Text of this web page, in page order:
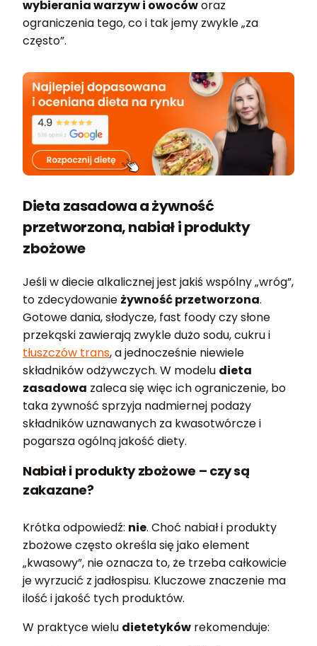
wybierania warzyw i owocóworaz
ograniczenia tego, co i tak jemy zwykle „za
często”.
Dieta zasadowa a żywność
przetworzona, nabiał i produkty
zbożowe
Jeśli w diecie alkalicznej jest jakiś wspólny „wróg”,
to zdecydowanie żywność przetworzona.
Gotowe dania, słodycze, fast foody czy słone
przekąski zawierają zwykle dużo sodu, cukru i
tłuszczów trans, a jednocześnie niewiele
składników odżywczych. W modelu dieta
zasadowa zaleca się więc ich ograniczenie, bo
taka żywność sprzyja nadmiernej podaży
składników uznawanych za kwasotwórcze i
pogarsza ogólną jakość diety.
Nabiał i produkty zbożowe – czy są
zakazane?
Krótka odpowiedź: nie. Choć nabiał i produkty
zbożowe często określa się jako element
„kwasowy”, nie oznacza to, że trzeba całkowicie
je wyrzucić z jadłospisu. Kluczowe znaczenie ma
ilość i jakość tych produktów.
W praktyce wielu dietetyków rekomenduje: